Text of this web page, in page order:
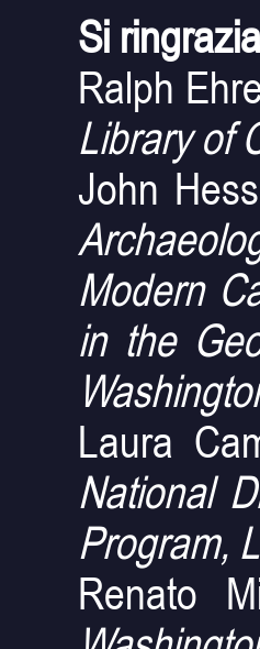
Si
Ralph
Library of
John
Modern
in the
Laura
National
Program,
Renato